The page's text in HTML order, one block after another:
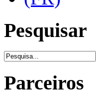
Pesquisar
Parceiros